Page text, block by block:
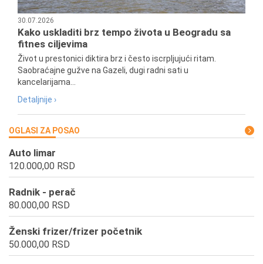
30.07.2026
Kako uskladiti brz tempo života u Beogradu sa
fitnes ciljevima
Život u prestonici diktira brz i često iscrpljujući ritam.
Saobraćajne gužve na Gazeli, dugi radni sati u
kancelarijama...
Detaljnije ›
OGLASI ZA POSAO
Auto limar
120.000,00 RSD
Radnik - perač
80.000,00 RSD
Ženski frizer/frizer početnik
50.000,00 RSD